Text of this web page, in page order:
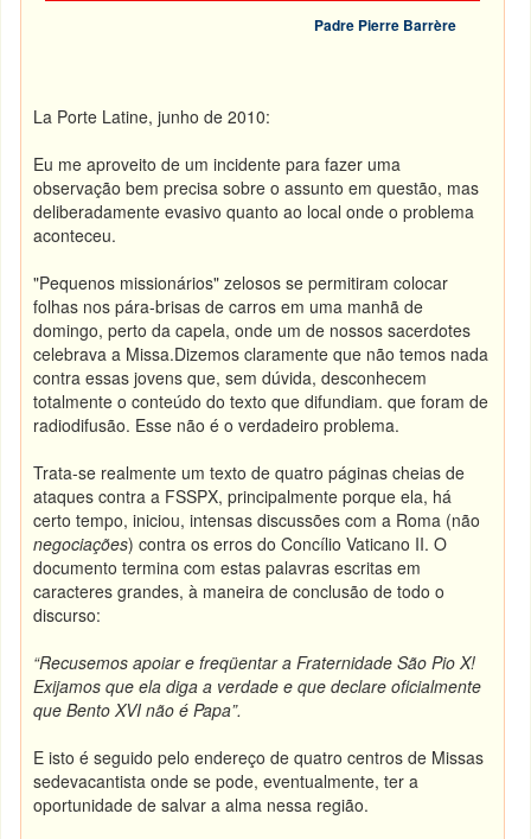
Padre Pierre Barrère
La Porte Latine, junho de 2010:
Eu me aproveito de um incidente para fazer uma
observação bem precisa sobre o assunto em questão, mas
deliberadamente evasivo quanto ao local onde o problema
aconteceu.
"Pequenos missionários" zelosos se permitiram colocar
folhas nos pára-brisas de carros em uma manhã de
domingo, perto da capela, onde um de nossos sacerdotes
celebrava a Missa.Dizemos claramente que não temos nada
contra essas jovens que, sem dúvida, desconhecem
totalmente o conteúdo do texto que difundiam. que foram de
radiodifusão. Esse não é o verdadeiro problema.
Trata-se realmente um texto de quatro páginas cheias de
ataques contra a FSSPX, principalmente porque ela, há
certo tempo, iniciou, intensas discussões com a Roma (não
negociações) contra os erros do ConcílioVaticano II. O
documento termina com estas palavras escritas em
caracteres grandes, à maneira de conclusão de todo o
discurso:
“Recusemos apoiar e freqüentar a Fraternidade São Pio X!
Exijamos que ela diga a verdade e que declare oficialmente
que Bento XVI não é Papa”.
E isto é seguido pelo endereço de quatro centros de Missas
sedevacantista onde se pode, eventualmente, ter a
oportunidade de salvar a alma nessa região.